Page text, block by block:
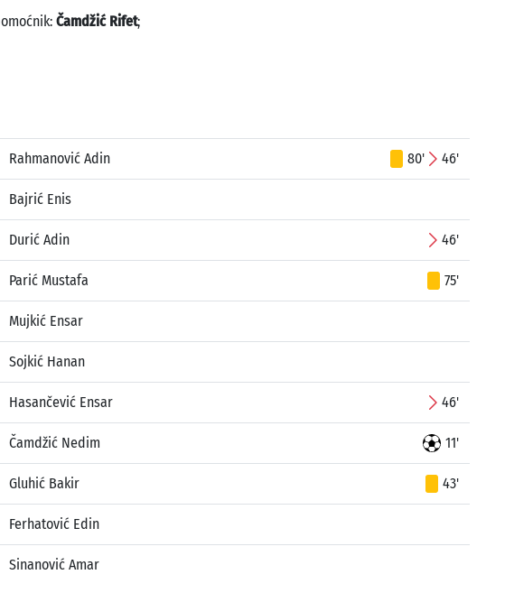
Čamdžić Rifet;
Rahmanović Adin 80' 46'
Bajrić Enis
Durić Adin 46'
Parić Mustafa 75'
Mujkić Ensar
Sojkić Hanan
Hasančević Ensar 46'
Čamdžić Nedim 11'
Gluhić Bakir 43'
Ferhatović Edin
Sinanović Amar